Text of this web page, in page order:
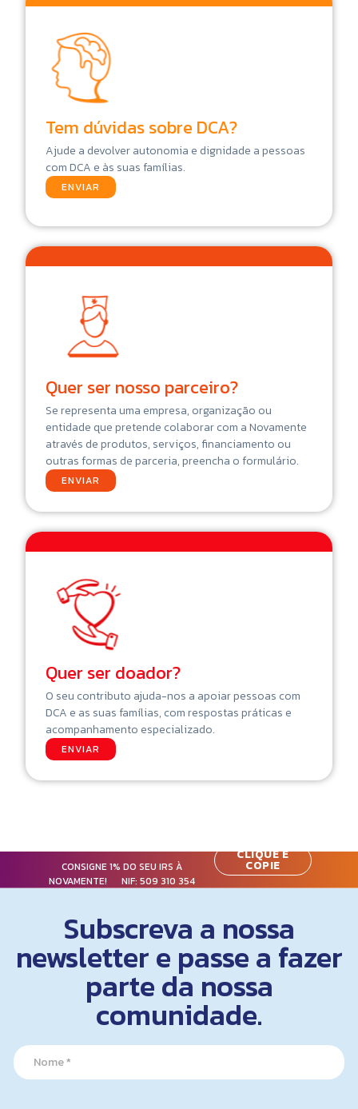
Tem dúvidas sobre DCA?
Ajude a devolver autonomia e dignidade a pessoas
com DCA e às suas famílias.
ENVIAR
Quer ser nosso parceiro?
Se representa uma empresa, organização ou
entidade que pretende colaborar com a Novamente
através de produtos, serviços, financiamento ou
outras formas de parceria, preencha o formulário.
ENVIAR
Quer ser doador?
O seu contributo ajuda-nos a apoiar pessoas com
DCA e as suas famílias, com respostas práticas e
acompanhamento especializado.
ENVIAR
CONSIGNE 1% DO SEU IRS À
NOVAMENTE! NIF:509 310 354
CLIQUE E
COPIE
Subscreva a nossa
newsletter e passe a fazer
parte da nossa
comunidade.
E
m
N
a
m